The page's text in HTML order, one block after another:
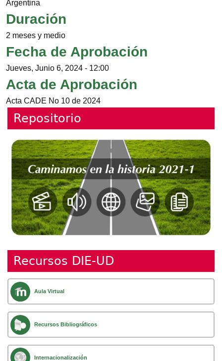
Argentina
Duración
2 meses y medio
Fecha de Aprobación
Jueves, Junio 6, 2024 - 12:00
Acta de Aprobación
Acta CADE No 10 de 2024
Repositorio
Recursos DIE-UD
Aula Virtual
Recursos Bibliográficos
Internacionalización